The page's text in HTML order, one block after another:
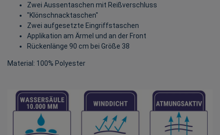
Zwei Aussentaschen mit Reißverschluss
"Klönschnacktaschen"
Zwei aufgesetzte Eingriffstaschen
Applikation am Ärmel und an der Front
Rückenlänge 90 cm bei Größe 38
Material: 100% Polyester